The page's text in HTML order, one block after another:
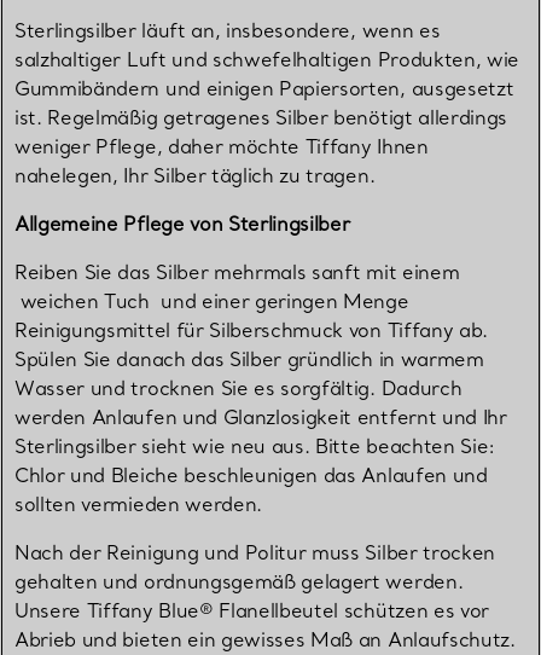
Sterlingsilber läuft an, insbesondere, wenn es
salzhaltiger Luft und schwefelhaltigen Produkten, wie
Gummibändern und einigen Papiersorten, ausgesetzt
ist. Regelmäßig getragenes Silber benötigt allerdings
weniger Pflege, daher möchte Tiffany Ihnen
nahelegen, Ihr Silber täglich zu tragen.
Allgemeine Pflege von Sterlingsilber
Reiben Sie das Silber mehrmals sanft mit einem
weichen Tuch und einer geringen Menge
Reinigungsmittel für Silberschmuck von Tiffany ab.
Spülen Sie danach das Silber gründlich in warmem
Wasser und trocknen Sie es sorgfältig. Dadurch
werden Anlaufen und Glanzlosigkeit entfernt und Ihr
Sterlingsilber sieht wie neu aus. Bitte beachten Sie:
Chlor und Bleiche beschleunigen das Anlaufen und
sollten vermieden werden.
Nach der Reinigung und Politur muss Silber trocken
gehalten und ordnungsgemäß gelagert werden.
Unsere Tiffany Blue® Flanellbeutel schützen es vor
Abrieb und bieten ein gewisses Maß an Anlaufschutz.